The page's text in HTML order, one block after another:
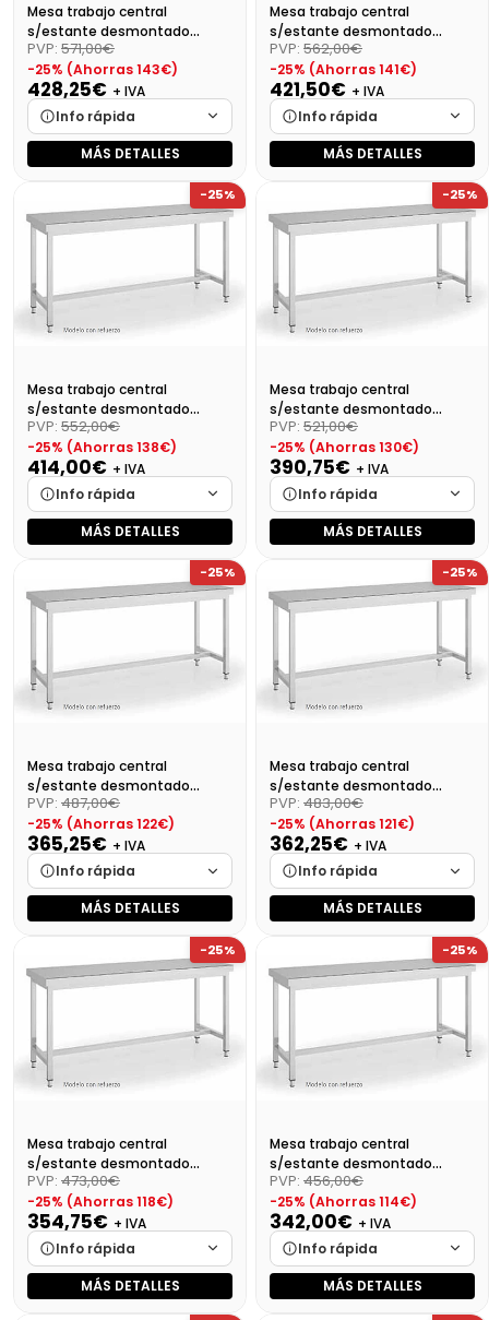
Mesa trabajo central
s/estante desmontado
Dim:1600X700X850 Mm
PVP: 571,00€
-25% (Ahorras 143€)
428,25€ + IVA
Info rápida
Marca
Cargando…
Cargando…
Disponibilidad
Cargando…
MÁS DETALLES
Mesa trabajo central
s/estante desmontado
Dim:1500X700X850 Mm
PVP: 562,00€
-25% (Ahorras 141€)
421,50€ + IVA
Info rápida
Marca
Cargando…
Cargando…
Disponibilidad
Cargando…
MÁS DETALLES
-25%
Mesa trabajo central
s/estante desmontado
Dim:1400X700X850 Mm
PVP: 552,00€
-25% (Ahorras 138€)
414,00€ + IVA
Info rápida
Marca
Cargando…
Cargando…
Disponibilidad
Cargando…
MÁS DETALLES
-25%
Mesa trabajo central
s/estante desmontado
Dim:1300X700X850 Mm
PVP: 521,00€
-25% (Ahorras 130€)
390,75€ + IVA
Info rápida
Marca
Cargando…
Cargando…
Disponibilidad
Cargando…
MÁS DETALLES
-25%
Mesa trabajo central
s/estante desmontado
Dim:1200X700X850
PVP: 487,00€
-25% (Ahorras 122€)
365,25€ + IVA
Info rápida
Marca
Cargando…
Cargando…
Disponibilidad
Cargando…
MÁS DETALLES
-25%
Mesa trabajo central
s/estante desmontado
Dim:1100X700X850 Mm
PVP: 483,00€
-25% (Ahorras 121€)
362,25€ + IVA
Info rápida
Marca
Cargando…
Cargando…
Disponibilidad
Cargando…
MÁS DETALLES
-25%
Mesa trabajo central
s/estante desmontado
Dim:1000X700X850
PVP: 473,00€
-25% (Ahorras 118€)
354,75€ + IVA
Info rápida
Marca Cargando…
MÁS DETALLES
-25%
Mesa trabajo central
s/estante desmontado
Dim:900X700X850 Mm
PVP: 456,00€
-25% (Ahorras 114€)
342,00€ + IVA
Info rápida
Marca Cargando…
MÁS DETALLES